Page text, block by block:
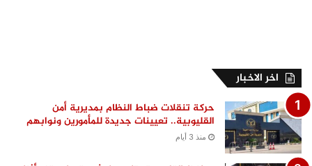
اخر الاخبار
حركة تنقلات ضباط النظام بمديرية أمن
القليوبية.. تعيينات جديدة للمأمورين ونوابهم
منذ 3 أيام